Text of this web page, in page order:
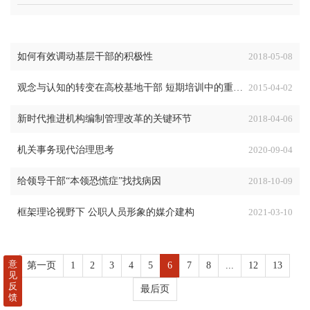
2018-05-08
如何有效调动基层干部的积极性
2015-04-02
观念与认知的转变在高校基地干部 短期培训中的重要性
2018-04-06
新时代推进机构编制管理改革的关键环节
2020-09-04
机关事务现代治理思考
2018-10-09
给领导干部“本领恐慌症”找找病因
2021-03-10
框架理论视野下 公职人员形象的媒介建构
第一页 1 2 3 4 5 6 7 8 12 13
最后页
意
见
反
馈